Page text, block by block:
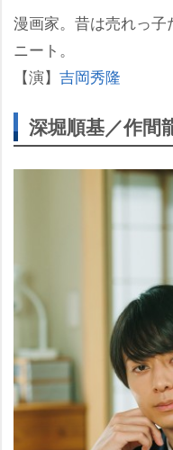
漫画家。昔は売れっ
ニート。
【演】 吉岡秀隆
深堀順基／作間